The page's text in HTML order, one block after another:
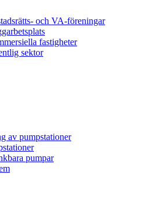
och VA-föreningar
fastigheter
sektor
av pumpstationer
pumpar